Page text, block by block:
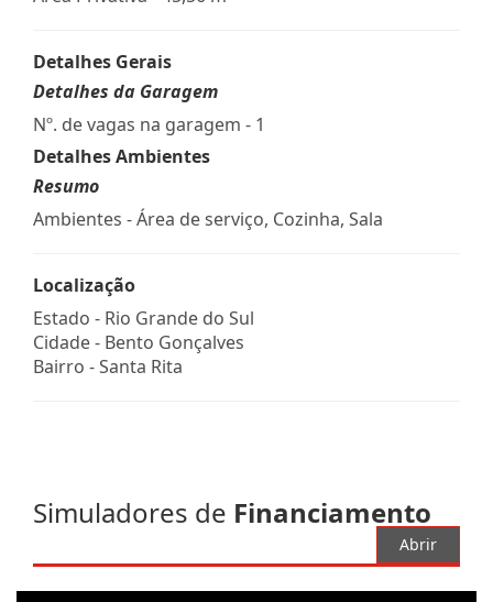
Detalhes Gerais
Detalhes da Garagem
Nº. de vagas na garagem - 1
Detalhes Ambientes
Resumo
Ambientes - Área de serviço, Cozinha, Sala
Localização
Estado - Rio Grande do Sul
Cidade - Bento Gonçalves
Bairro -Santa Rita
Simuladores de Financiamento
Abrir